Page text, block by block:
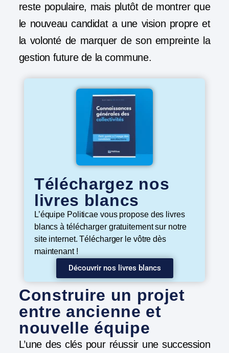
reste populaire, mais plutôt de montrer que
le nouveau candidat a une vision propre et
la volonté de marquer de son empreinte la
gestion future de la commune.
Téléchargez nos
livres blancs
L’équipe Politicae vous propose des livres
blancs à télécharger gratuitement sur notre
site internet. Télécharger le vôtre dès
maintenant !
Découvrir nos livres blancs
Construire un projet
entre ancienne et
nouvelle équipe
L’une des clés pour réussir une succession